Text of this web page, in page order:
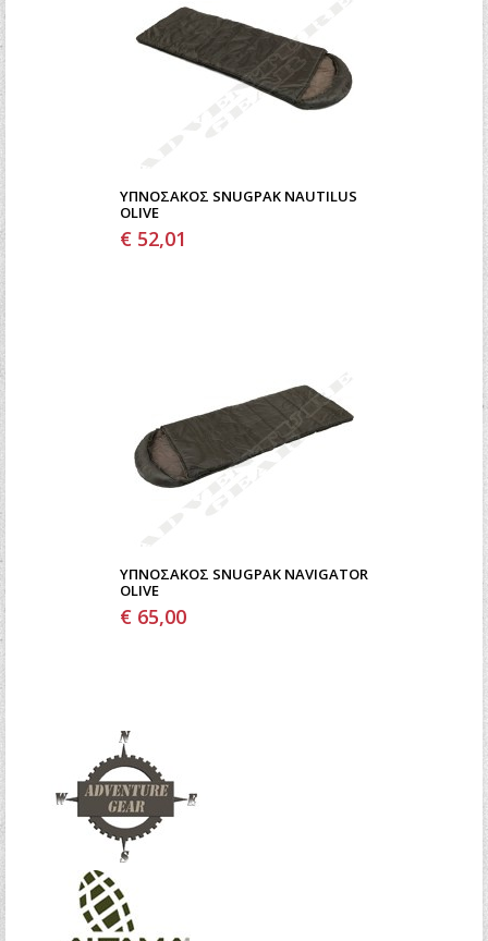
ΥΠΝΌΣΑΚΟΣ SNUGPAK NAUTILUS
OLIVE
€ 52,01
ΥΠΝΌΣΑΚΟΣ SNUGPAK NAVIGATOR
OLIVE
€ 65,00